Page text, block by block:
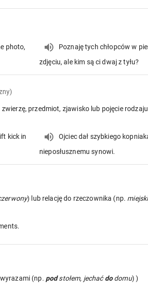
photo,
Poznaję tych chłopców w
zdjęciu, ale kim są ci dwaj z tyłu?
zwierzę, przedmiot, zjawisko lub pojęcie
kick in
Ojciec dał szybkiego
nieposłusznemu synowi.
) lub relację do rzeczownika (np. miejski
(np. podstołem, jechać dodomu) )